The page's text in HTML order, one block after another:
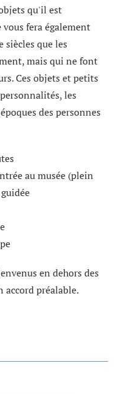
qu'il est
fera également
siècles que les
mais qui ne font
Ces objets et petits
les
des personnes
au musée (plein
en dehors des
accord préalable.